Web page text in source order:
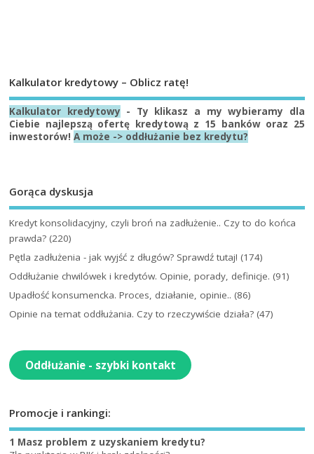
Kalkulator kredytowy – Oblicz ratę!
Kalkulator kredytowy - Ty klikasz a my wybieramy dla
Ciebie najlepszą ofertę kredytową z 15 banków oraz 25
inwestorów!A może -> oddłużanie bez kredytu?
Gorąca dyskusja
Kredyt konsolidacyjny, czyli broń na zadłużenie.. Czy to do końca
prawda? (220)
Pętla zadłużenia - jak wyjść z długów? Sprawdź tutaj! (174)
Oddłużanie chwilówek i kredytów. Opinie, porady, definicje. (91)
Upadłość konsumencka. Proces, działanie, opinie.. (86)
Opinie na temat oddłużania. Czy to rzeczywiście działa? (47)
Oddłużanie - szybki kontakt
Promocje i rankingi:
1 Masz problem z uzyskaniem kredytu?